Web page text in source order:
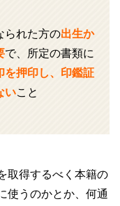
られた方の出生か
で、所定の書類に
を押印し、印鑑証
いこと
取得するべく本籍の
使うのかとか、何通